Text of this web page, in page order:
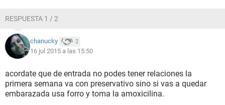
RESPUESTA 1 / 2
chanucky 2
16 jul 2015 a las 15:50
acordate que de entrada no podes tener relaciones la
primera semana va con preservativo sino si vas a quedar
embarazada usa forro y toma la amoxicilina.